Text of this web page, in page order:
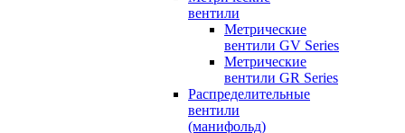
вентили
Метрические
вентили GV Series
Метрические
вентили GR Series
Распределительные
вентили
(манифольд)